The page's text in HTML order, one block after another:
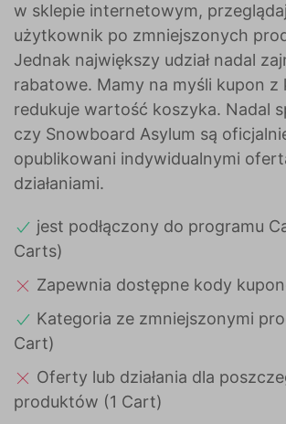
w sklepie internetowym,
użytkownik po zmniejszonych
Jednak największy udział nadal
rabatowe. Mamy na myśli kupon z
redukuje wartość koszyka. Nadal
czy Snowboard Asylum są
opublikowani indywidualnymi
działaniami.
jest podłączony do programu
Carts)
Zapewnia dostępne kody
Kategoria ze zmniejszonymi
Cart)
Oferty lub działania dla
produktów (1 Cart)